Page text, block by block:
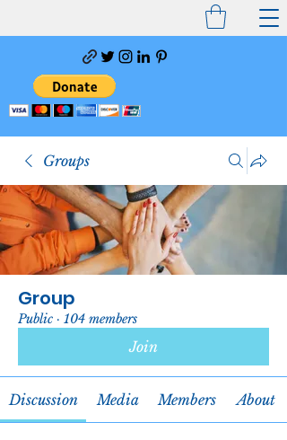
Groups
Group
Public · 104 members
Join
Discussion Media Members About